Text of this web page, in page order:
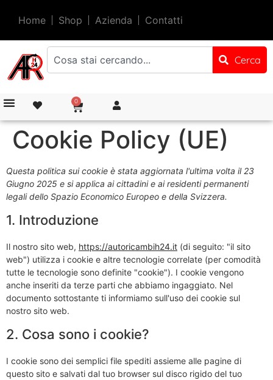
Home Shop Azienda Contatti
Cerca
0
Cookie Policy (UE)
Questa politica sui cookie è stata aggiornata l'ultima volta il 23
Giugno 2025 e si applica ai cittadini e ai residenti permanenti
legali dello Spazio Economico Europeo e della Svizzera.
1. Introduzione
Il nostro sito web, https://autoricambih24.it (di seguito: "il sito
web") utilizza i cookie e altre tecnologie correlate (per comodità
tutte le tecnologie sono definite "cookie"). I cookie vengono
anche inseriti da terze parti che abbiamo ingaggiato. Nel
documento sottostante ti informiamo sull'uso dei cookie sul
nostro sito web.
2. Cosa sono i cookie?
I cookie sono dei semplici file spediti assieme alle pagine di
questo sito e salvati dal tuo browser sul disco rigido del tuo